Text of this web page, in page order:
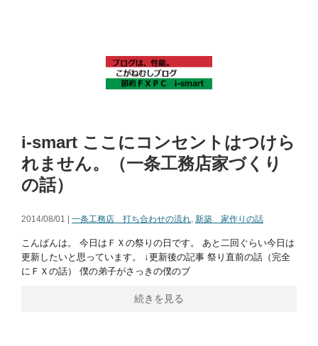
i-smart ここにコンセントはつけら
れません。（一条工務店家づくり
の話）
2014/08/01 | 一条工務店 打ち合わせの流れ, 新築 家作りの話
こんばんは。 今日はＦＸの祭りの日です。 あと二回ぐらい今日は
更新したいと思っています。 ↓更新後の記事 祭り直前の話（完全
にＦＸの話） 僕の弟子がさっきの僕のブ
続きを見る